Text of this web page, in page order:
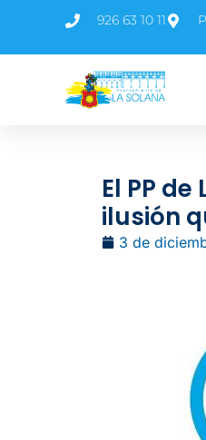
926 63 10 11
El PP
ilusión
3 de